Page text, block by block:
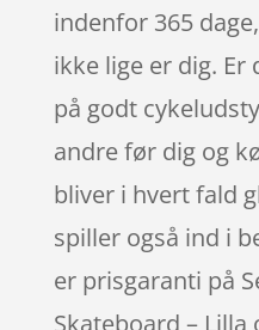
indenfor 365
ikke lige er dig.
på godt
andre før dig og
bliver i hvert fald
spiller også ind i
er prisgaranti på
Skateboard – Lilla